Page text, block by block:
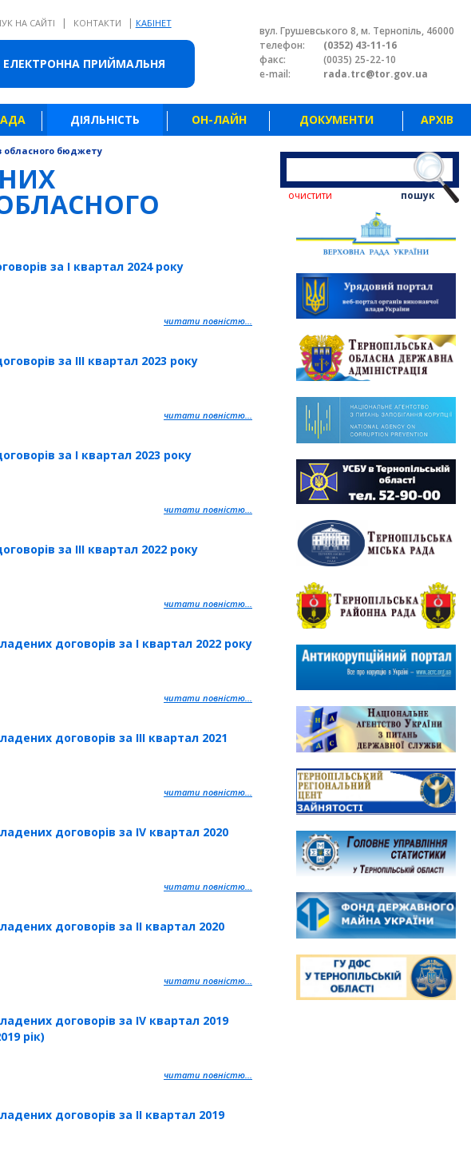
ЕЛЕКТРОННА ПРИЙМАЛЬНЯ
версія сайту
НА САЙТІ | КОНТАКТИ | КАБІНЕТ
вул. Грушевського 8, м. Тернопіль, 46000
телефон:
(0352) 43-11-16
факс:
(0035) 25-22-10
e-mail:
rada.trc@tor.gov.ua
ДІЯЛЬНІСТЬ ОН-ЛАЙН ДОКУМЕНТИ АРХІВ
обласного бюджету
за І квартал 2024 року
читати повністю...
за ІІІ квартал 2023 року
читати повністю...
за І квартал 2023 року
читати повністю...
за ІІІ квартал 2022 року
читати повністю...
договорів за І квартал 2022 року
читати повністю...
договорів за IIІ квартал 2021
читати повністю...
договорів за IV квартал 2020
читати повністю...
договорів за IІ квартал 2020
читати повністю...
договорів за IV квартал 2019
рік)
читати повністю...
договорів за IІ квартал 2019
пошук
очистити